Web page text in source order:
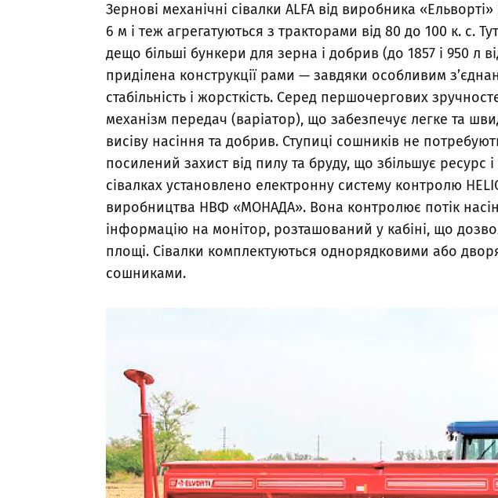
Зернові механічні сівалки ALFA від виробника
6 м і теж агрегатуються з тракторами від 80 до 100 к. с.
дещо більші бункери для зерна і добрив (до 1857 і 950 л
приділена конструкції рами — завдяки особливим
стабільність і жорсткість. Серед першочергових
механізм передач (варіатор), що забезпечує легке та
висіву насіння та добрив. Ступиці сошників не
посилений захист від пилу та бруду, що збільшує ресурс
сівалках установлено електронну систему контролю
виробництва НВФ «МОНАДА». Вона контролює потік
інформацію на монітор, розташований у кабіні, що
площі. Сівалки комплектуються однорядковими або
сошниками.